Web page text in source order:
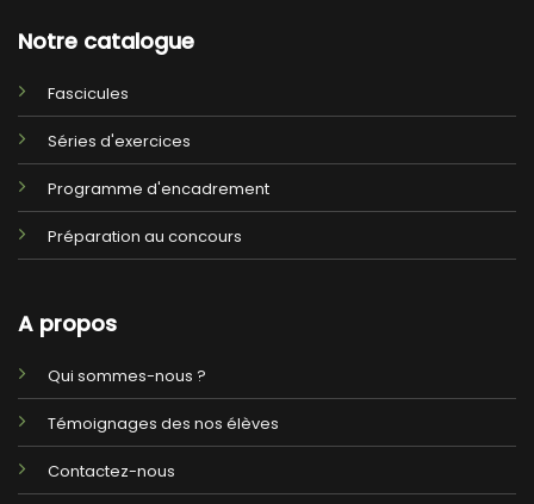
Notre catalogue
Fascicules
Séries d'exercices
Programme d'encadrement
Préparation au concours
A propos
Qui sommes-nous ?
Témoignages des nos élèves
Contactez-nous